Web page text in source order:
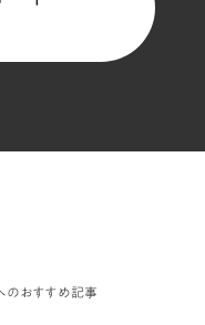
のおすすめ記事